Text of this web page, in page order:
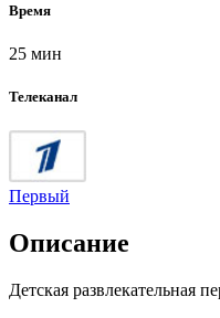
Время
25 мин
Телеканал
Первый
Описание
Детская развлекательная